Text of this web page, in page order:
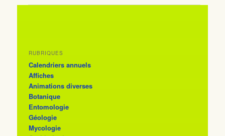
RUBRIQUES
Calendriers annuels
Affiches
Animations diverses
Botanique
Entomologie
Géologie
Mycologie